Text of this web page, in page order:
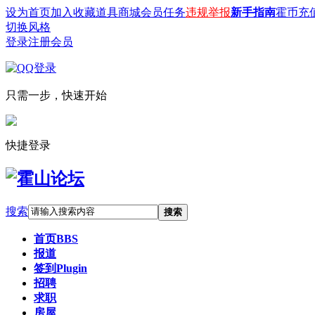
设为首页加入收藏道具商城会员任务违规举报新手指南霍币充
切换风格
登录注册会员
只需一步，快速开始
快捷登录
搜索 搜索
首页BBS
报道
签到Plugin
招聘
求职
房屋